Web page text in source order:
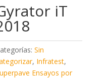
iT
Sin
, Infratest,
Ensayos por